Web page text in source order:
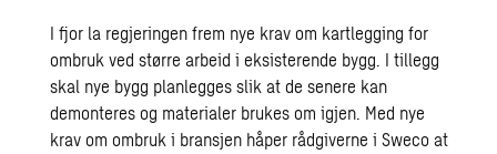
I fjor la regjeringen frem nye krav om kartlegging for
ombruk ved større arbeid i eksisterende bygg. I tillegg
skal nye bygg planlegges slik at de senere kan
demonteres og materialer brukes om igjen. Med nye
krav om ombruk i bransjen håper rådgiverne i Sweco at